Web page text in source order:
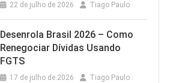
22 de julho de 2026 Tiago Paulo
Desenrola Brasil 2026 – Como
Renegociar Dívidas Usando
FGTS
17 de julho de 2026 Tiago Paulo